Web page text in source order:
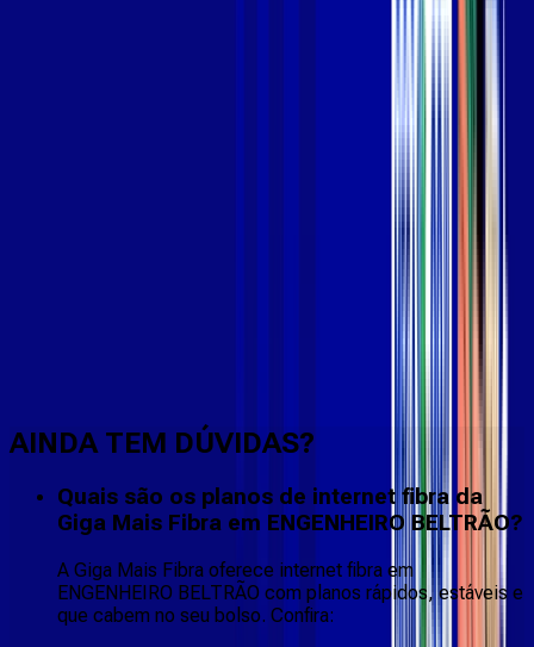
AINDA TEM DÚVIDAS?
Quais são os planos de internet fibra da
Giga Mais Fibra em ENGENHEIRO BELTRÃO?
A Giga Mais Fibra oferece internet fibra em
ENGENHEIRO BELTRÃO com planos rápidos, estáveis e
que cabem no seu bolso. Confira: